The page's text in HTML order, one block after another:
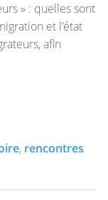
» : quelles sont
et l’état
afin
, rencontres